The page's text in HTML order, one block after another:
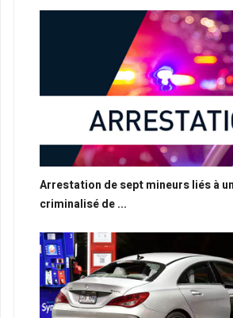
Arrestation de sept mineurs liés à
criminalisé de ...